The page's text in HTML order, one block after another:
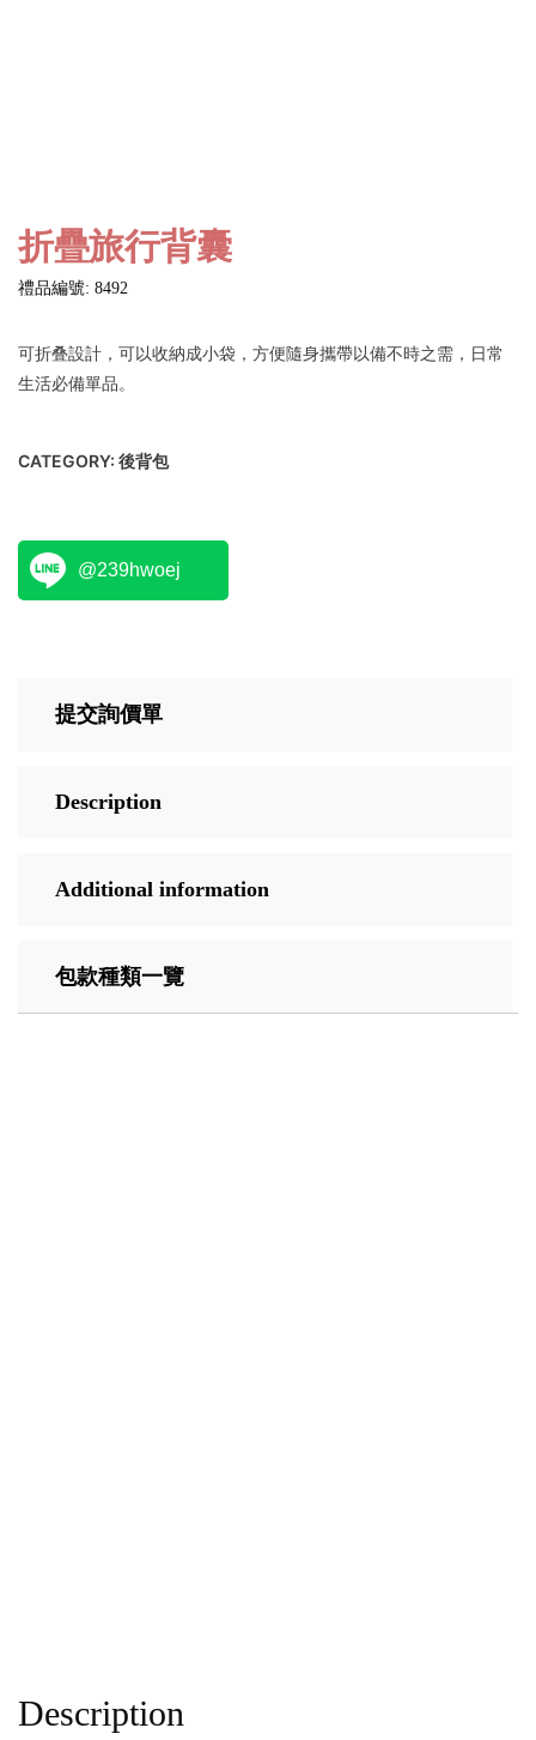
折疊旅行背囊
禮品編號: 8492
可折叠設計，可以收納成小袋，方便隨身攜帶以備不時之需，日常
生活必備單品。
CATEGORY: 後背包
@239hwoej
提交詢價單
Description
Additional information
包款種類一覽
Description